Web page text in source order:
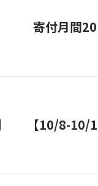
寄付月間
【10/8-10/